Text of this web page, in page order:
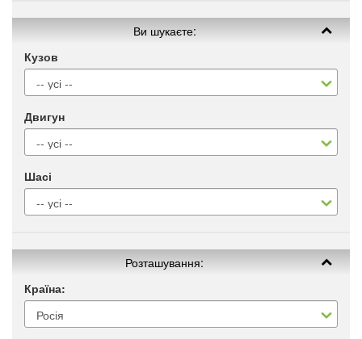
Ви шукаєте:
Кузов
Двигун
Шасі
Розташування:
Країна: